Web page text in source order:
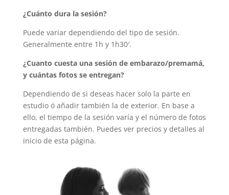
¿Cuánto dura la sesión?
Puede variar dependiendo del tipo de sesión.
Generalmente entre 1h y 1h30′.
¿Cuanto cuesta una sesión de embarazo/premamá,
y cuántas fotos se entregan?
Dependiendo de si deseas hacer solo la parte en
estudio ó añadir también la de exterior. En base a
ello, el tiempo de la sesión varía y el número de fotos
entregadas también. Puedes ver precios y detalles al
inicio de esta página.